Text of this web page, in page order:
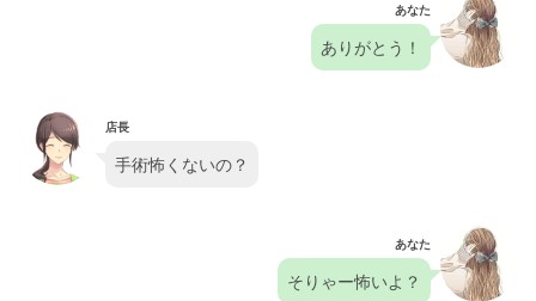
あなた
ありがとう！
店長
手術怖くないの？
あなた
そりゃー怖いよ？